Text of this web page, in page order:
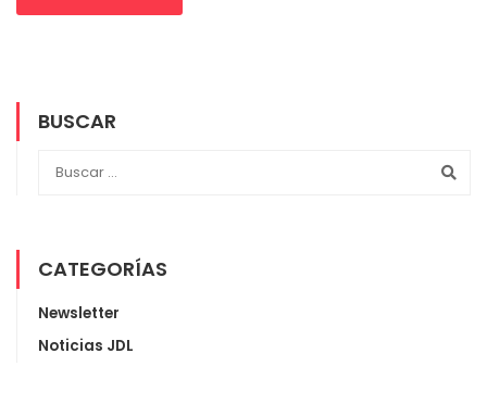
BUSCAR
CATEGORÍAS
Newsletter
Noticias JDL